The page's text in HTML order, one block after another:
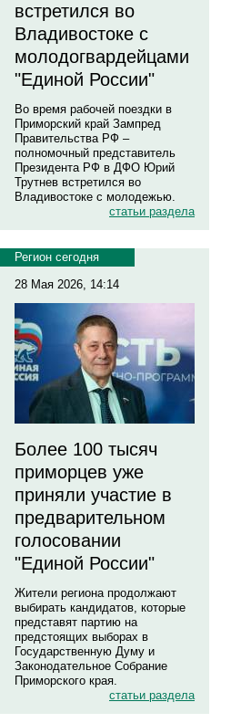
встретился во
Владивостоке с
молодогвардейцами
"Единой России"
Во время рабочей поездки в
Приморский край Зампред
Правительства РФ –
полномочный представитель
Президента РФ в ДФО Юрий
Трутнев встретился во
Владивостоке с молодежью.
статьи раздела
Регион сегодня
28 Мая 2026, 14:14
Более 100 тысяч
приморцев уже
приняли участие в
предварительном
голосовании
"Единой России"
Жители региона продолжают
выбирать кандидатов, которые
представят партию на
предстоящих выборах в
Государственную Думу и
Законодательное Собрание
Приморского края.
статьи раздела